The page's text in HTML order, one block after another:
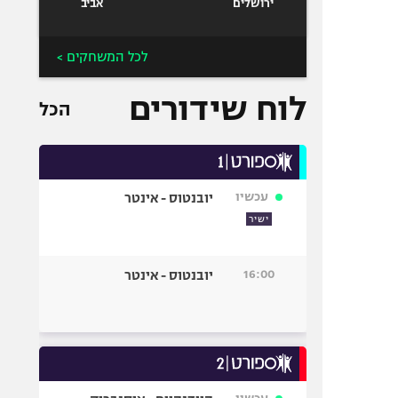
ירושלים אביב
לכל המשחקים >
לוח שידורים הכל
עכשיו
ישיר
יובנטוס - אינטר
16:00 יובנטוס - אינטר